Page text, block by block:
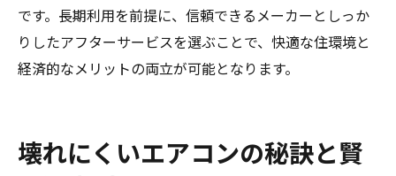
です。長期利用を前提に、信頼できるメーカーとしっか
りしたアフターサービスを選ぶことで、快適な住環境と
経済的なメリットの両立が可能となります。
壊れにくいエアコンの秘訣と賢